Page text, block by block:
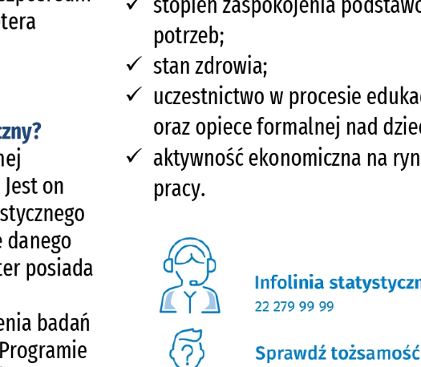
podmiotów trzecich lub firm będących naszymi partnerami oraz innych dostawców
usług. Firmy te działają w charakterze pośredników prezentujących nasze treści w
postaci wiadomości, ofert, komunikatów mediów społecznościowych.